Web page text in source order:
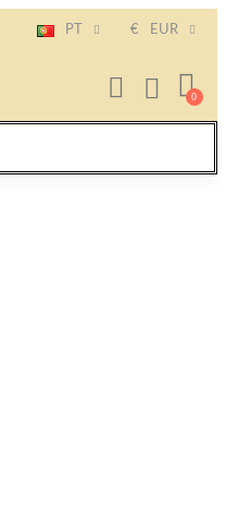
PT € EUR